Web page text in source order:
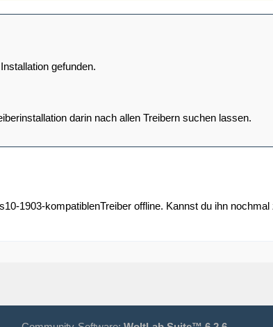
gefunden.
darin nach allen Treibern suchen lassen.
1903-kompatiblenTreiber offline. Kannst du ihn